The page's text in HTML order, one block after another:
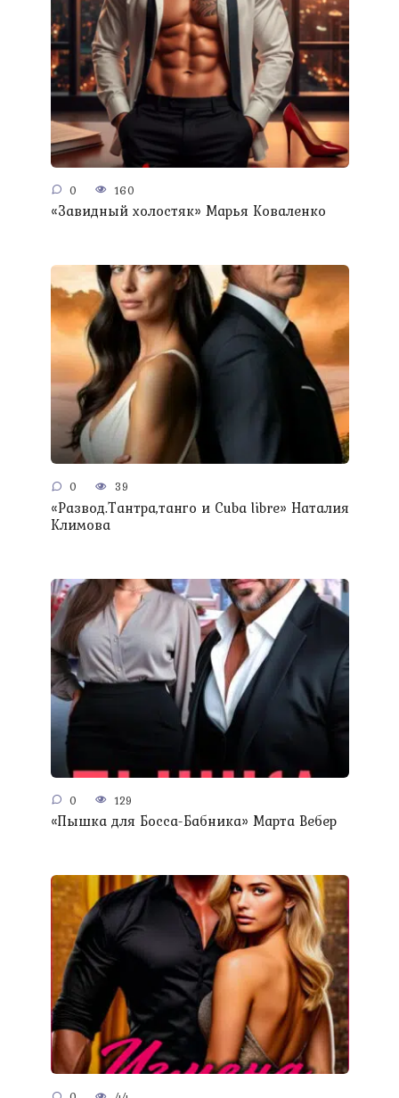
0 160
«Завидный холостяк» Марья Коваленко
0 39
«Развод.Тантра,танго и Сuba libre» Наталия
Климова
0 129
«Пышка для Босса-Бабника» Марта Вебер